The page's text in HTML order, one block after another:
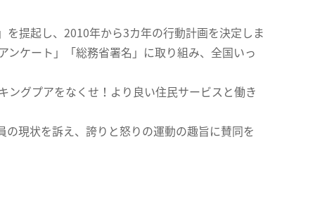
提起し、2010年から3カ年の行動計画を決定しま
ケート」「総務省署名」に取り組み、全国いっ
グプアをなくせ！より良い住民サービスと働き
現状を訴え、誇りと怒りの運動の趣旨に賛同を